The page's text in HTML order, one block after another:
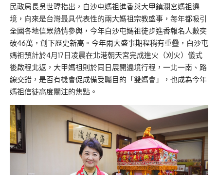
民政局長吳世瑋指出，白沙屯媽祖進香與大甲鎮瀾宮媽祖遶
境，向來是台灣最具代表性的兩大媽祖宗教盛事，每年都吸引
全國各地信眾熱情參與，今年白沙屯媽祖徒步進香報名人數突
破46萬，創下歷史新高。今年兩大盛事期程稍有重疊，白沙屯
媽祖預計於4月17日凌晨在北港朝天宮完成進火（刈火）儀式
後啟程北返，大甲媽祖則於同日展開遶境行程，一北一南、路
線交錯，是否有機會促成備受矚目的「雙媽會」，也成為今年
媽祖信徒高度關注的焦點。